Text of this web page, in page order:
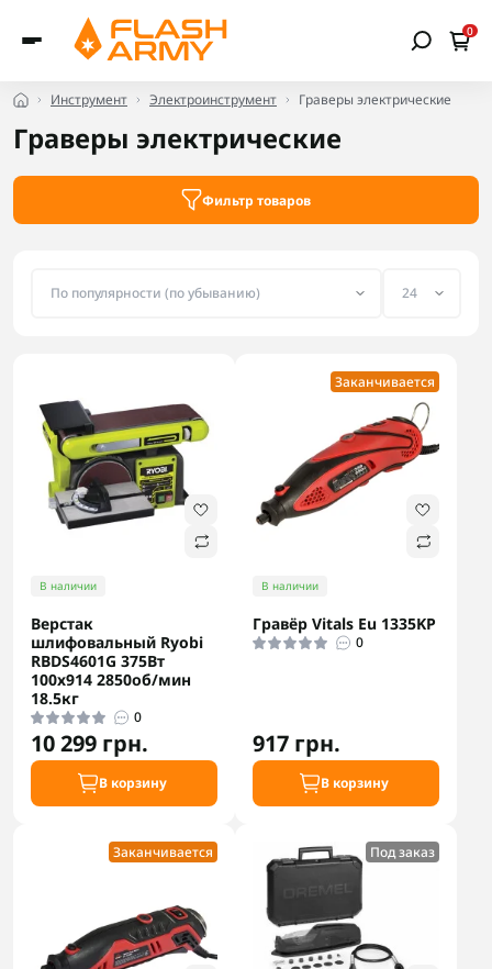
0
Инструмент Электроинструмент Граверы электрические
Граверы электрические
Фильтр товаров
В наличии
Верстак
шлифовальный Ryobi
RBDS4601G 375Вт
100х914 2850об/мин
18.5кг
0
10 299 грн.
В корзину
Заканчивается
В наличии
Гравёр Vitals Eu 1335KP
0
917 грн.
В корзину
Заканчивается Под заказ